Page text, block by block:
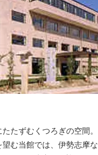
たずむくつろぎの空間。
む当館では、伊勢志摩な